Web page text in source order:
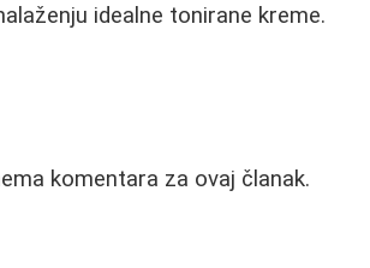
idealne tonirane kreme.
komentara za ovaj članak.